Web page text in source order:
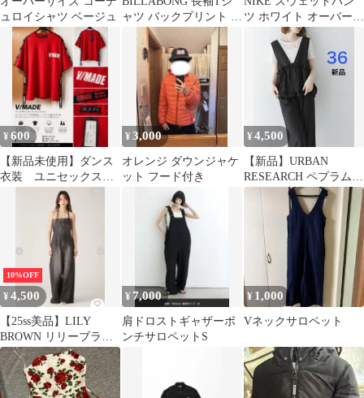
ュロイシャツ ベージュ
ャツ バックプリント グ
ツ ホワイト オーバーサ
¥600
【新品未使用】ダンス
衣装 ユニセックスオ
ーバーサイズTシャツ
ロゴテープ レッド
¥3,000
オレンジ ダウンジャケ
ット フード付き
¥4,500
【新品】URBAN
RESEARCH ペプラムフ
リルアソートオールイ
ンワン
10%OFF
¥4,500
【25ss美品】LILY
BROWN リリーブラウ
ン デニムベアオールイ
ンワン
¥ 7,000
肩ドロストギャザーポ
ンチサロペットS
¥ 1,000
Vネックサロペット